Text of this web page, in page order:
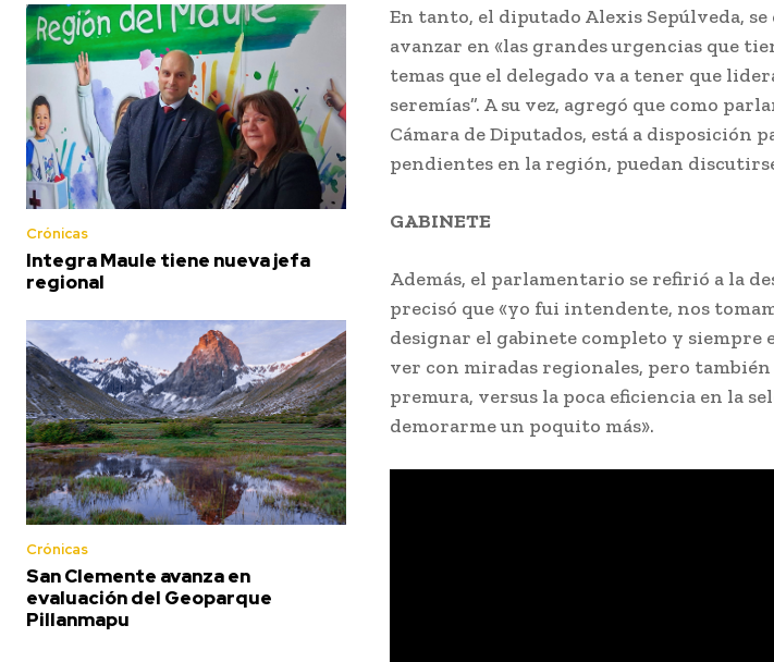
Crónicas
Integra Maule tiene nueva jefa
regional
Crónicas
San Clemente avanza en
evaluación del Geoparque
Pillanmapu
En tanto, el diputado Alexis Sepúlveda,
avanzar en «las grandes urgencias que
temas que el delegado va a tener que
seremías”. A su vez, agregó que como
Cámara de Diputados, está a disposición
pendientes en la región, puedan
GABINETE
Además, el parlamentario se refirió a la
precisó que «yo fui intendente, nos
designar el gabinete completo y siempre
ver con miradas regionales, pero
premura, versus la poca eficiencia en la
demorarme un poquito más».